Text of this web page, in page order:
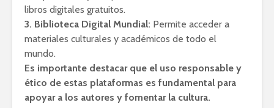
libros digitales gratuitos.
3. Biblioteca Digital Mundial: Permite acceder a
materiales culturales y académicos de todo el
mundo.
Es importante destacar que el uso responsable y
ético de estas plataformas es fundamental para
apoyar a los autores y fomentar la cultura.